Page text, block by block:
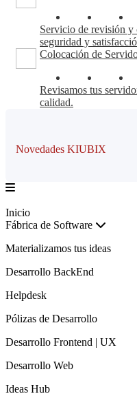
Servicio de revisión y
seguridad y
Colocación de
Revisamos tus
calidad.
Novedades KIUBIX
Inicio
Fábrica de Software
Materializamos tus ideas
Desarrollo BackEnd
Helpdesk
Pólizas de Desarrollo
Desarrollo Frontend | UX
Desarrollo Web
Ideas Hub